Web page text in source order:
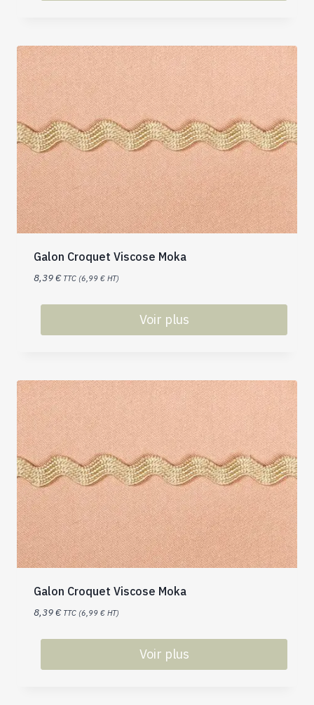
Galon Croquet Viscose Moka
8,39€ TTC (6,99 € HT)
Voir plus
Galon Croquet Viscose Moka
8,39€ TTC (6,99 € HT)
Voir plus